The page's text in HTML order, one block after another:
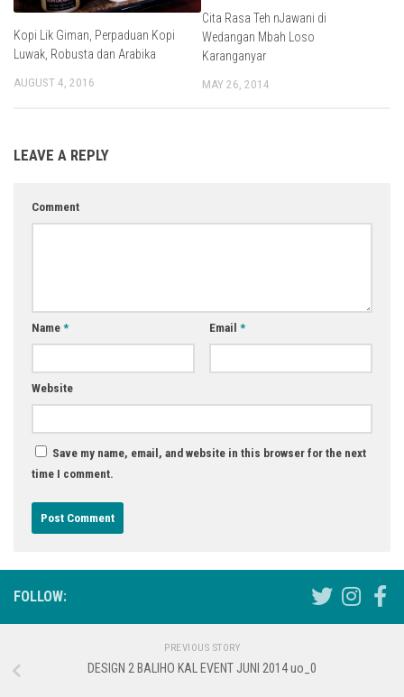
Kopi Lik Giman, Perpaduan Kopi
Luwak, Robusta dan Arabika
AUGUST 4, 2016
Cita Rasa Teh nJawani di
Wedangan Mbah Loso
Karanganyar
MAY 26, 2014
LEAVE A REPLY
Comment
Name * Email *
Website
Save my name, email, and website in this browser for the next
time I comment.
FOLLOW:
PREVIOUS STORY
DESIGN 2 BALIHO KAL EVENT JUNI 2014 uo_0